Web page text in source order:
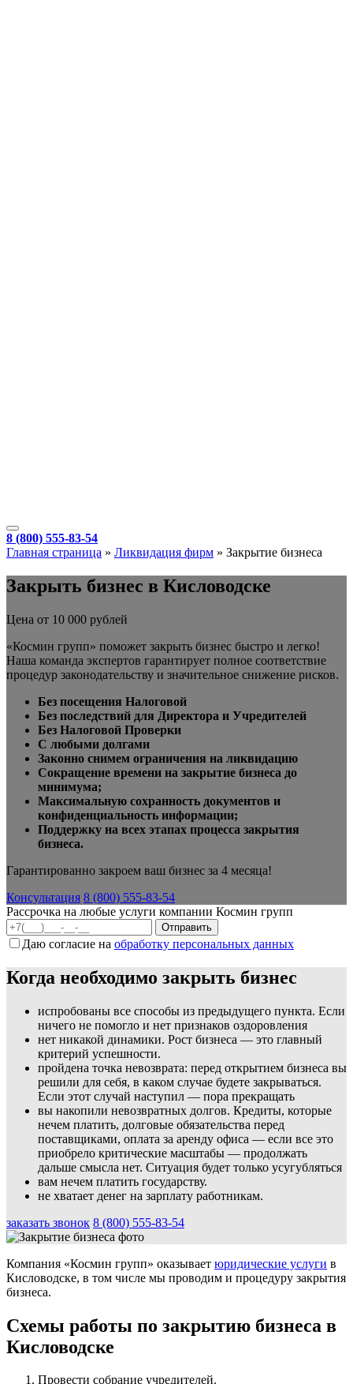
8 (800) 555-83-54
Главная страница » Ликвидация фирм » Закрытие бизнеса
Закрыть бизнес в Кисловодске
Цена от 10 000 рублей
«Космин групп» поможет закрыть бизнес быстро и легко!
Наша команда экспертов гарантирует полное соответствие
процедур законодательству и значительное снижение рисков.
Без посещения Налоговой
Без последствий для Директора и Учредителей
Без Налоговой Проверки
С любыми долгами
Законно снимем ограничения на ликвидацию
Сокращение времени на закрытие бизнеса до
минимума;
Максимальную сохранность документов и
конфиденциальность информации;
Поддержку на всех этапах процесса закрытия
бизнеса.
Гарантированно закроем ваш бизнес за 4 месяца!
Консультация 8 (800) 555-83-54
Рассрочка на любые услуги компании Космин групп
Даю согласие на обработку персональных данных
Когда необходимо закрыть бизнес
испробованы все способы из предыдущего пункта. Если
ничего не помогло и нет признаков оздоровления
нет никакой динамики. Рост бизнеса — это главный
критерий успешности.
пройдена точка невозврата: перед открытием бизнеса вы
решили для себя, в каком случае будете закрываться.
Если этот случай наступил — пора прекращать
вы накопили невозвратных долгов. Кредиты, которые
нечем платить, долговые обязательства перед
поставщиками, оплата за аренду офиса — если все это
приобрело критические масштабы — продолжать
дальше смысла нет. Ситуация будет только усугубляться
вам нечем платить государству.
не хватает денег на зарплату работникам.
заказать звонок 8 (800) 555-83-54
Компания «Космин групп» оказывает юридические услуги в
Кисловодске, в том числе мы проводим и процедуру закрытия
бизнеса.
Схемы работы по закрытию бизнеса в
Кисловодске
Провести собрание учредителей.